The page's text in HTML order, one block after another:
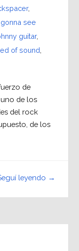
,
gonna see
guitar,
of sound
de
de los
del rock
de los
leyendo →